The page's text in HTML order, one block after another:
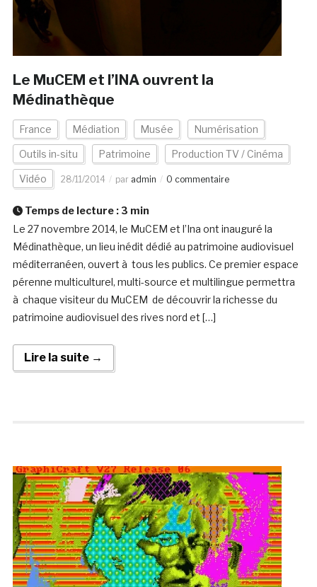
Le MuCEM et l’INA ouvrent la
Médinathèque
France Médiation Musée Numérisation
Outils in-situ Patrimoine Production TV / Cinéma
Vidéo 28/11/2014 par admin 0 commentaire
Temps de lecture : 3 min
Le 27 novembre 2014, le MuCEM et l’Ina ont inauguré la
Médinathèque, un lieu inédit dédié au patrimoine audiovisuel
méditerranéen, ouvert à tous les publics. Ce premier espace
pérenne multiculturel, multi-source et multilingue permettra
à chaque visiteur du MuCEM de découvrir la richesse du
patrimoine audiovisuel des rives nord et […]
Lire la suite →